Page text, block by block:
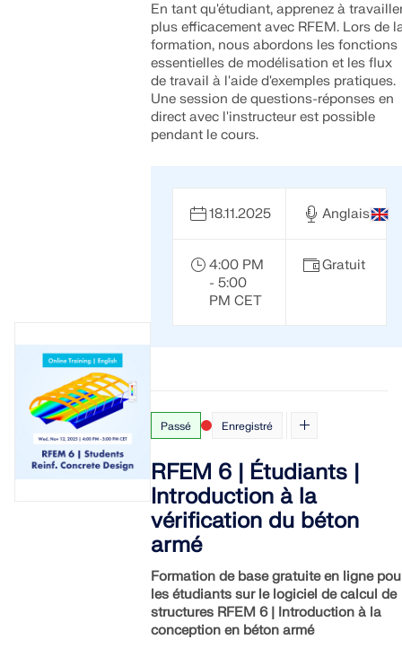
En tant qu'étudiant, apprenez à
plus efficacement avec RFEM. Lors de
formation, nous abordons les fonctions
essentielles de modélisation et les flux
de travail à l'aide d'exemples pratiques.
Une session de questions-réponses en
direct avec l'instructeur est possible
pendant le cours.
18.11.2025 Anglais
4:00 PM
- 5:00
PM CET
Gratuit
Passé Enregistré
RFEM 6 | Étudiants |
Introduction à la
vérification du béton
armé
Formation de base gratuite en ligne
les étudiants sur le logiciel de calcul de
structures RFEM 6 | Introduction à la
conception en béton armé